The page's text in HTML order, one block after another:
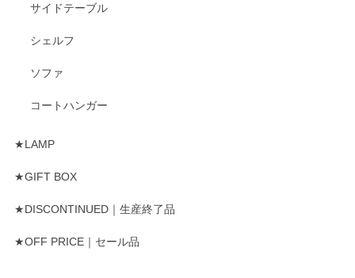
サイドテーブル
シェルフ
ソファ
コートハンガー
★LAMP
★GIFT BOX
★DISCONTINUED｜生産終了品
★OFF PRICE｜セール品